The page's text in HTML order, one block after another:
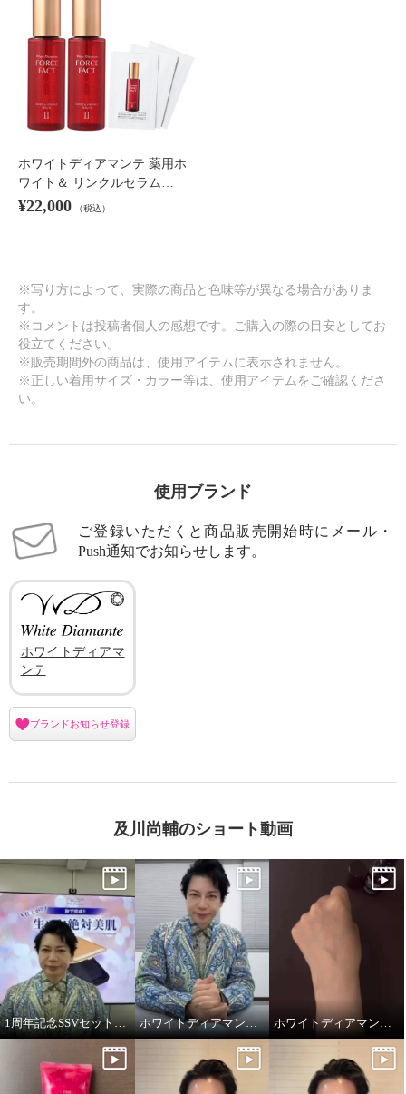
ホワイトディアマンテ 薬用ホ
ワイト＆ リンクルセラム…
¥22,000 （税込）
※写り方によって、実際の商品と色味等が異なる場合がありま
す。
※コメントは投稿者個人の感想です。ご購入の際の目安としてお
役立てください。
※販売期間外の商品は、使用アイテムに表示されません。
※正しい着用サイズ・カラー等は、使用アイテムをご確認くださ
い。
使用ブランド
ご登録いただくと商品販売開始時にメール・
Push通知でお知らせします。
ホワイトディアマ
ンテ
ブランドお知らせ登録
及川尚輔のショート動画
1周年記念SSVセット！ホワイトディアマンテ オールインワンファンデ ホワイトディアマンテ フローズンワールドクリーム